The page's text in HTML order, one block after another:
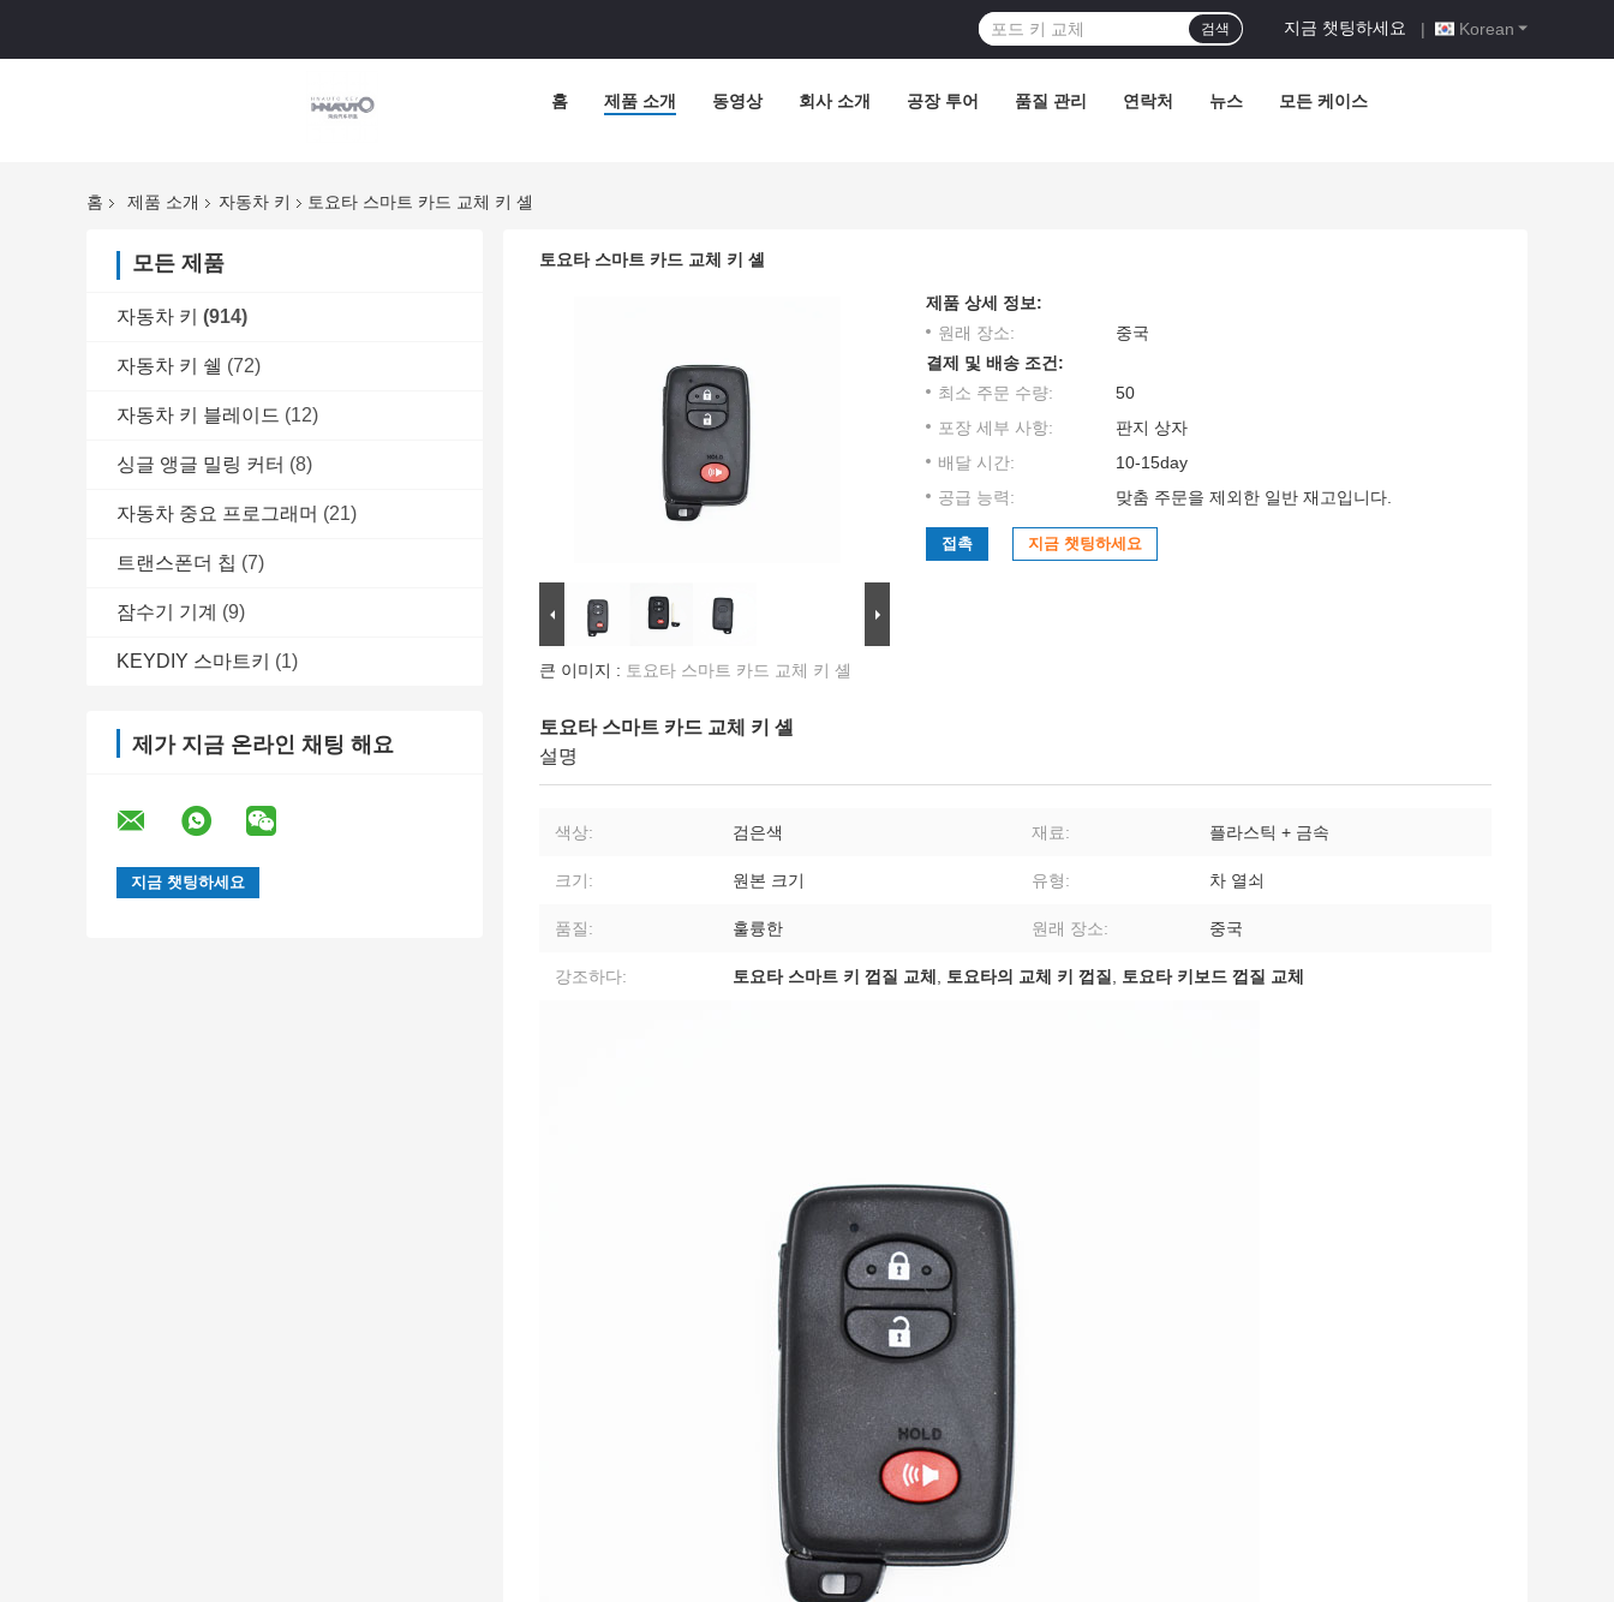
Korean
지금 챗팅하세요 |
검색
홈 제품 소개 동영상 회사 소개 공장 투어 품질 관리 연락처 뉴스 모든 케이스
홈 제품 소개 자동차 키 토요타 스마트 카드 교체 키 셸
모든 제품
자동차 키 (914)
자동차 키 쉘 (72)
자동차 키 블레이드 (12)
싱글 앵글 밀링 커터 (8)
자동차 중요 프로그래머 (21)
트랜스폰더 칩 (7)
잠수기 기계 (9)
KEYDIY 스마트키 (1)
제가 지금 온라인 채팅 해요
토요타 스마트 카드 교체 키 셸
큰 이미지 : 토요타 스마트 카드 교체 키 셸
제품 상세 정보:
원래 장소:
중국
결제 및 배송 조건:
최소 주문 수량:
50
포장 세부 사항:
판지 상자
배달 시간:
10-15day
공급 능력:
맞춤 주문을 제외한 일반 재고입니다.
접촉 지금 챗팅하세요
토요타 스마트 카드 교체 키 셸
설명
색상: 검은색 재료: 플라스틱 + 금속
크기: 원본 크기 유형: 차 열쇠
품질: 훌륭한 원래 장소: 중국
강조하다: 토요타 스마트 키 껍질 교체 , 토요타의 교체 키 껍질, 토요타 키보드 껍질 교체